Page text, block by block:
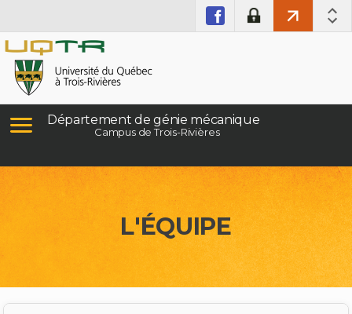
Département de génie mécanique
Campus de Trois-Rivières
L'ÉQUIPE